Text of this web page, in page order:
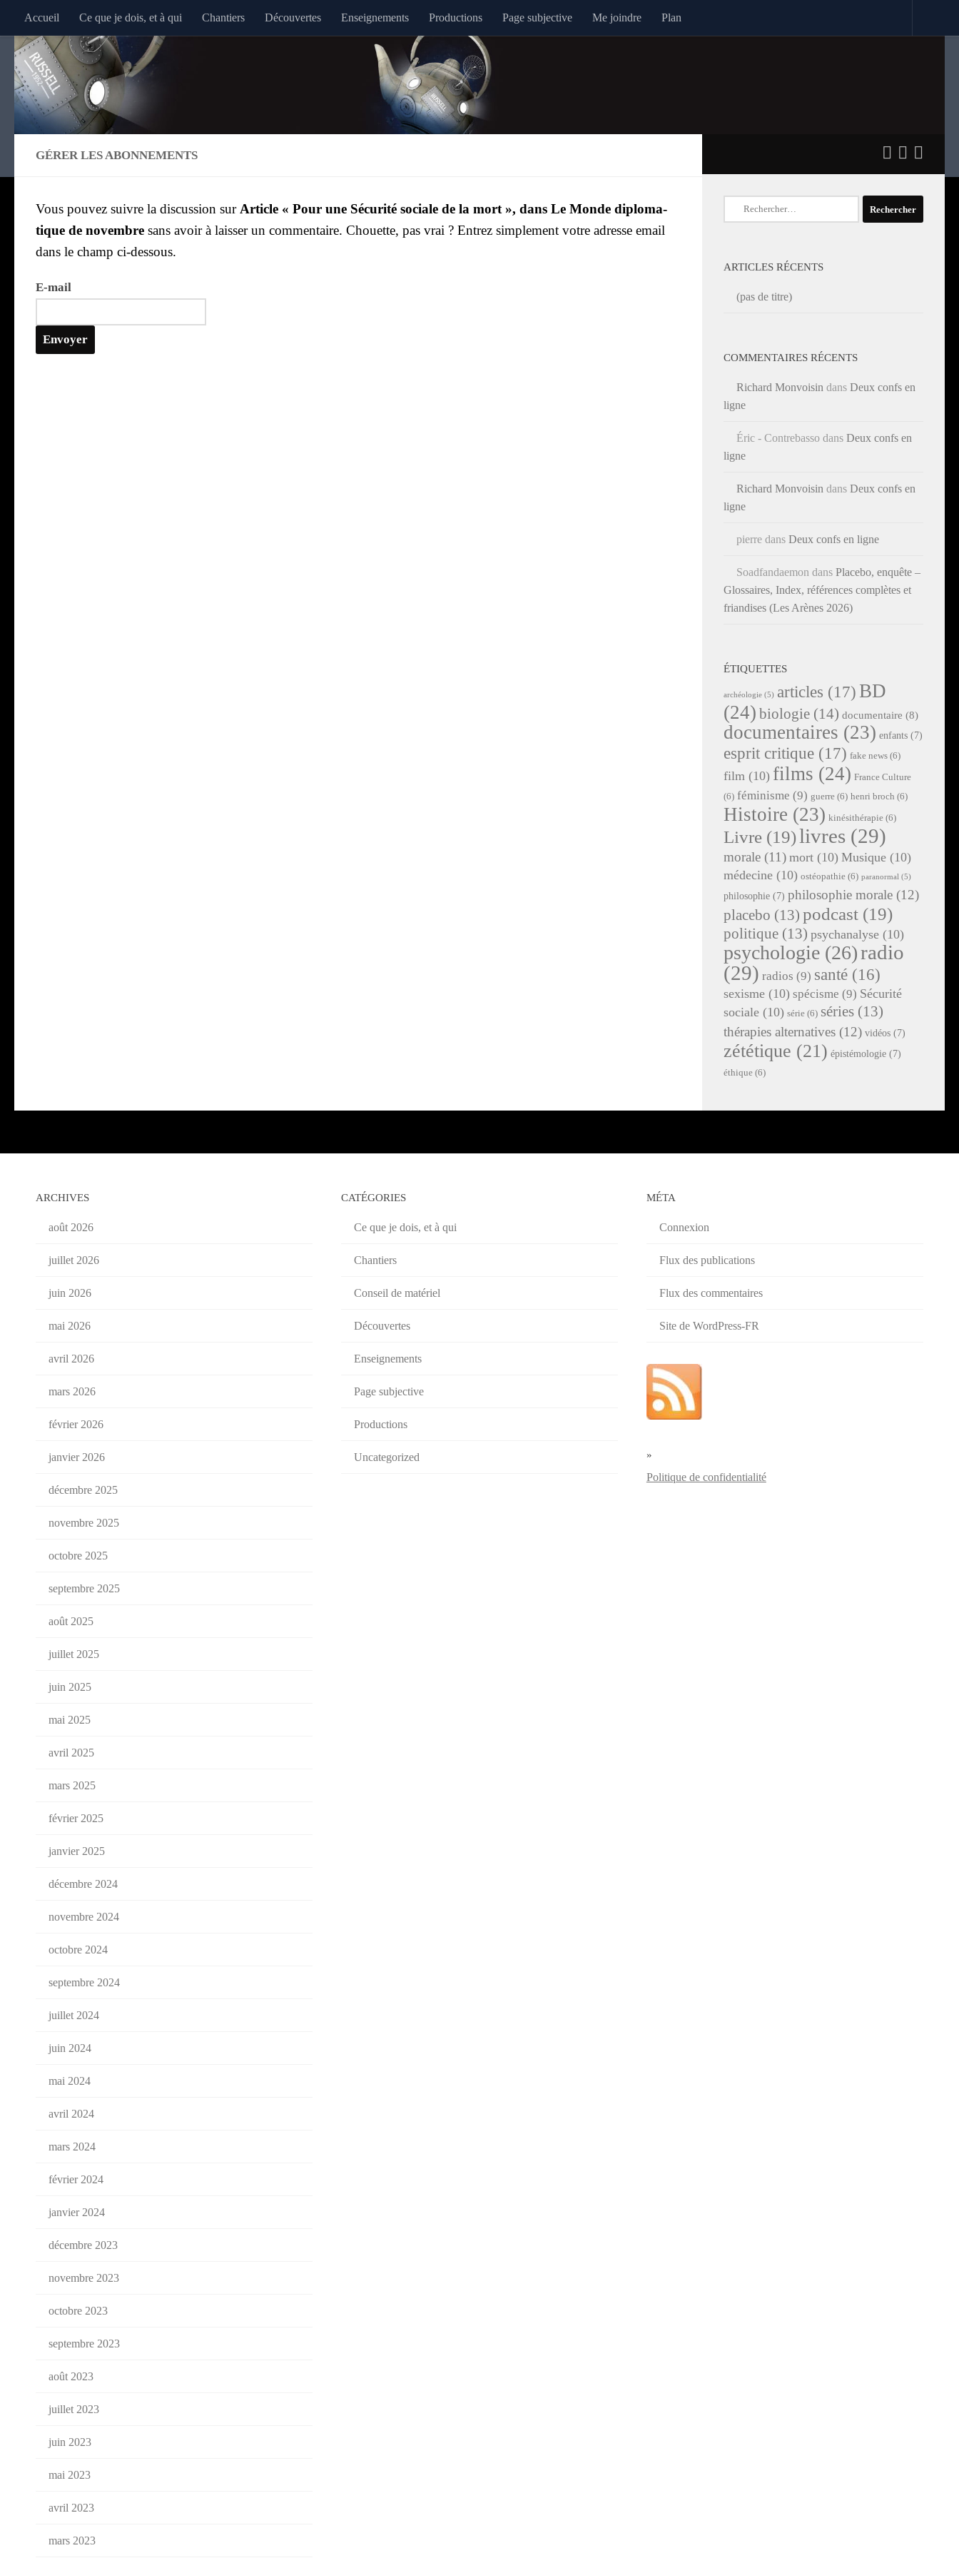
Au dessous du contenu
Accueil Ce que je dois, et à qui Chantiers Découvertes Enseignements Productions Page subjective Me joindre Plan
GÉRER LES ABONNEMENTS
Vous pou­vez suivre la dis­cus­sion surArticle « Pour une Sécu­ri­té sociale de la mort », dans Le Monde diplo­ma­
tique de novembre sans avoir à lais­ser un com­men­taire. Chouette, pas vrai ? Entrez sim­ple­ment votre adresse email
dans le champ ci-des­sous.
E‑mail
Rechercher :
ARTICLES RÉCENTS
(pas de titre)
COMMENTAIRES RÉCENTS
Richard Monvoisin dans Deux confs en
ligne
Éric - Contrebasso dans Deux confs en
ligne
Richard Monvoisin dans Deux confs en
ligne
pierre dans Deux confs en ligne
Soadfandaemon dans Placebo, enquête –
Glossaires, Index, références complètes et
friandises (Les Arènes 2026)
ÉTIQUETTES
archéologie (5) articles (17) BD
(24) biologie (14) documentaire (8)
documentaires (23) enfants (7)
esprit critique (17) fake news (6)
film (10) films (24) France Culture
(6) féminisme (9) guerre (6) henri broch (6)
Histoire (23) kinésithérapie (6)
Livre (19)livres (29)
morale (11) mort (10) Musique (10)
médecine (10) ostéopathie (6) paranormal (5)
philosophie (7) philosophie morale (12)
placebo (13) podcast (19)
politique (13) psychanalyse (10)
psychologie (26)radio
(29) radios (9) santé (16)
sexisme (10) spécisme (9) Sécurité
sociale (10) série (6) séries (13)
thérapies alternatives (12) vidéos (7)
zététique (21) épistémologie (7)
éthique (6)
ARCHIVES
août 2026
juillet 2026
juin 2026
mai 2026
avril 2026
mars 2026
février 2026
janvier 2026
décembre 2025
novembre 2025
octobre 2025
septembre 2025
août 2025
juillet 2025
juin 2025
mai 2025
avril 2025
mars 2025
février 2025
janvier 2025
décembre 2024
novembre 2024
octobre 2024
septembre 2024
juillet 2024
juin 2024
mai 2024
avril 2024
mars 2024
février 2024
janvier 2024
décembre 2023
novembre 2023
octobre 2023
septembre 2023
août 2023
juillet 2023
juin 2023
mai 2023
avril 2023
mars 2023
CATÉGORIES
Ce que je dois, et à qui
Chantiers
Conseil de matériel
Découvertes
Enseignements
Page subjective
Productions
Uncategorized
MÉTA
Connexion
Flux des publications
Flux des commentaires
Site de WordPress-FR
»
Politique de confidentialité